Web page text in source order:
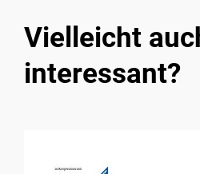
Vielleicht
interessant?